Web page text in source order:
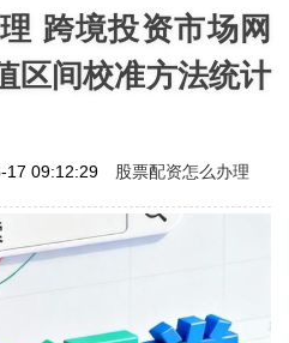
跨境投资市场网
区间校准方法统计
17 09:12:29 股票配资怎么办理